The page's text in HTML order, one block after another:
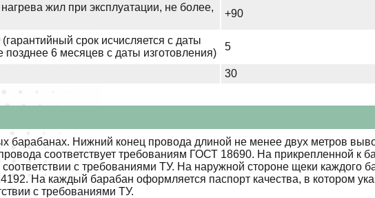
жил при эксплуатации, не более,
+90
срок исчисляется с даты
позднее 6 месяцев с даты изготовления)
5
30
барабанах. Нижний конец провода длиной не менее двух метров
соответствует требованиям ГОСТ 18690. На прикрепленной к
соответствии с требованиями ТУ. На наружной стороне щеки каждого
На каждый барабан оформляется паспорт качества, в котором
с требованиями ТУ.